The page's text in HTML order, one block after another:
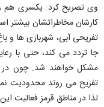
وی تصریح کرد: یکسری هم
کارشان مخاطراتشان بیشتر
تفریحی آبی، شهربازی ها و
جا تردد می کند، حتی با
مشکل خواهند شد. چون در
تفریح می روند محدودیت
لذا در مناطق قرمز فعالیت